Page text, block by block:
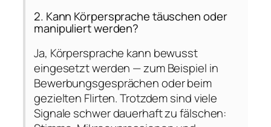
2. Kann Körpersprache täuschen oder
manipuliert werden?
Ja, Körpersprache kann bewusst
eingesetzt werden — zum Beispiel in
Bewerbungsgesprächen oder beim
gezielten Flirten. Trotzdem sind viele
Signale schwer dauerhaft zu fälschen: